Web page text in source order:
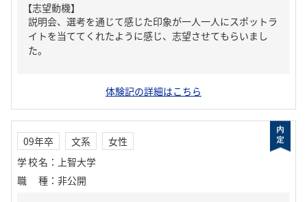
【志望動機】
説明会、選考を通じて感じた印象が一人一人にスポットラ
イトを当ててくれたように感じ、志望させてもらいまし
た。
体験記の詳細はこちら
09年卒 文系
女性
学校名 ： 上智大学
職種 ： 非公開